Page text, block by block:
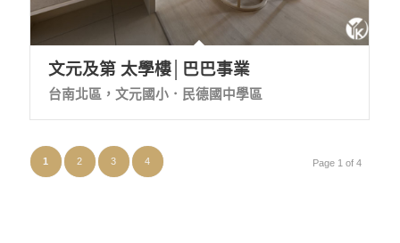
文元及第 太學樓│巴巴事業
台南北區，文元國小．民德國中學區
Page 1 of 4
1 2 3 4